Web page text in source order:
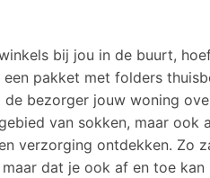
bij jou in de buurt,
pakket met folders
bezorger jouw woning
van sokken, maar ook
verzorging ontdekken. Zo
dat je ook af en toe